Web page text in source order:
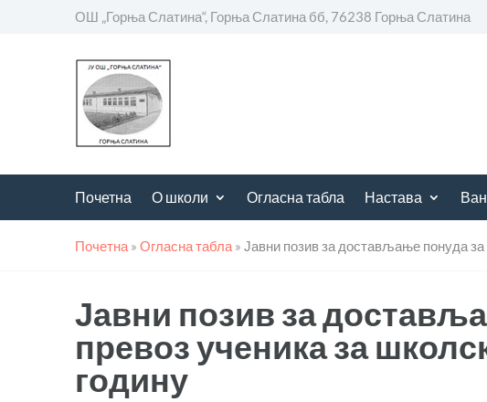
ОШ „Горња Слатина“, Горња Слатина бб, 76238 Горња Слатина
Почетна О школи Огласна табла Настава
Почетна » Огласна табла » Јавни позив за достављање понуда
Јавни позив за
превоз ученика за
годину